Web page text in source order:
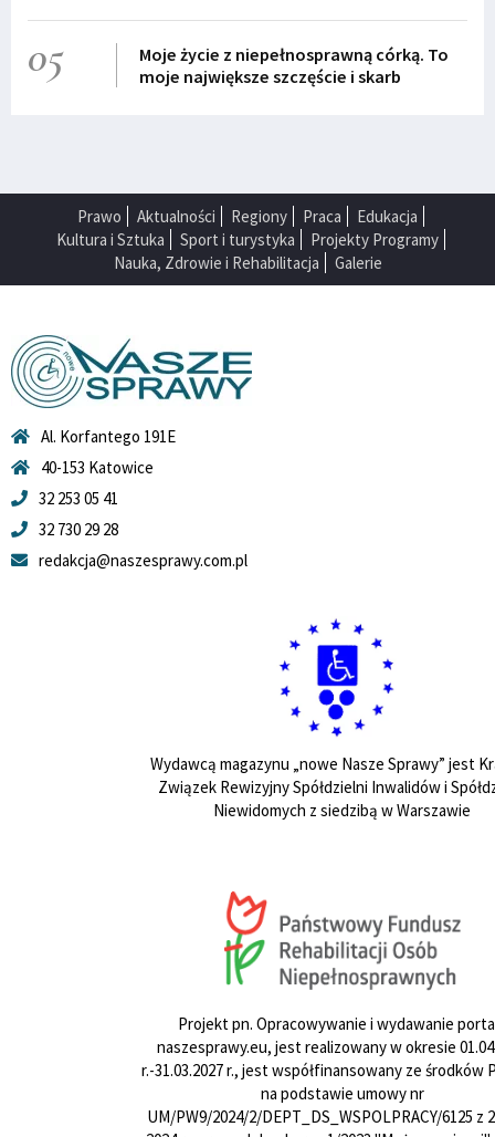
05
Moje życie z niepełnosprawną córką. To
moje największe szczęście i skarb
Prawo Aktualności Regiony Praca
Edukacja
Kultura i Sztuka
Sport i turystyka
Projekty Programy
Nauka, Zdrowie i Rehabilitacja
Galerie
Al. Korfantego 191E
40-153 Katowice
32 253 05 41
32 730 29 28
redakcja@naszesprawy.com.pl
Wydawcą magazynu „nowe Nasze Sprawy” jest
Związek Rewizyjny Spółdzielni Inwalidów i
Niewidomych z siedzibą w Warszawie
Projekt pn. Opracowywanie i wydawanie
naszesprawy.eu, jest realizowany w okresie
r.-31.03.2027 r., jest współfinansowany ze środków
na podstawie umowy nr
UM/PW9/2024/2/DEPT_DS_WSPOLPRACY/6125 z